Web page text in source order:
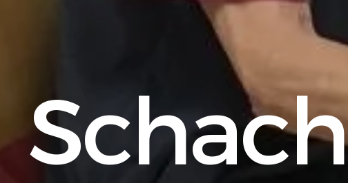
Schach